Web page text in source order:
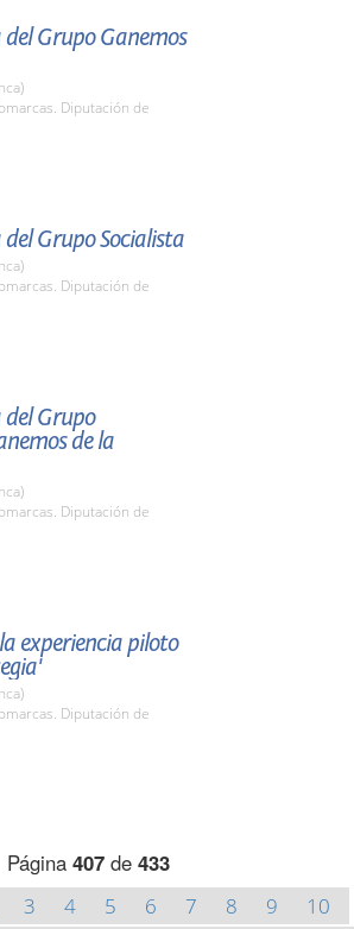
del Grupo Ganemos
Diputación de
del Grupo Socialista
Diputación de
del Grupo
de la
Diputación de
experiencia piloto
Diputación de
Página 407de 433
3 4 5 6 7 8 9
10